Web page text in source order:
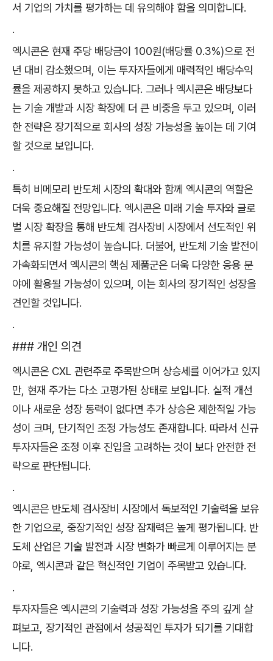
서 기업의 가치를 평가하는 데 유의해야 함을 의미합니다.
.
엑시콘은 현재 주당 배당금이 100원(배당률 0.3%)으로 전
년 대비 감소했으며, 이는 투자자들에게 매력적인 배당수익
률을 제공하지 못하고 있습니다. 그러나 엑시콘은 배당보다
는 기술 개발과 시장 확장에 더 큰 비중을 두고 있으며, 이러
한 전략은 장기적으로 회사의 성장 가능성을 높이는 데 기여
할 것으로 보입니다.
.
특히 비메모리 반도체 시장의 확대와 함께 엑시콘의 역할은
더욱 중요해질 전망입니다. 엑시콘은 미래 기술 투자와 글로
벌 시장 확장을 통해 반도체 검사장비 시장에서 선도적인 위
치를 유지할 가능성이 높습니다. 더불어, 반도체 기술 발전이
가속화되면서 엑시콘의 핵심 제품군은 더욱 다양한 응용 분
야에 활용될 가능성이 있으며, 이는 회사의 장기적인 성장을
견인할 것입니다.
.
### 개인 의견
엑시콘은 CXL 관련주로 주목받으며 상승세를 이어가고 있지
만, 현재 주가는 다소 고평가된 상태로 보입니다. 실적 개선
이나 새로운 성장 동력이 없다면 추가 상승은 제한적일 가능
성이 크며, 단기적인 조정 가능성도 존재합니다. 따라서 신규
투자자들은 조정 이후 진입을 고려하는 것이 보다 안전한 전
략으로 판단됩니다.
.
엑시콘은 반도체 검사장비 시장에서 독보적인 기술력을 보유
한 기업으로, 중장기적인 성장 잠재력은 높게 평가됩니다. 반
도체 산업은 기술 발전과 시장 변화가 빠르게 이루어지는 분
야로, 엑시콘과 같은 혁신적인 기업이 주목받고 있습니다.
.
투자자들은 엑시콘의 기술력과 성장 가능성을 주의 깊게 살
펴보고, 장기적인 관점에서 성공적인 투자가 되기를 기대합
니다.